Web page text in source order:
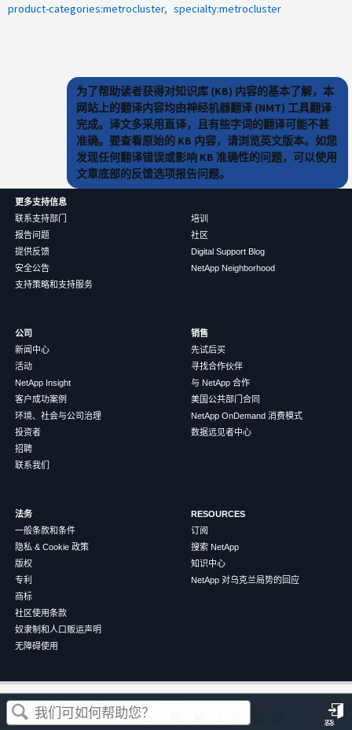
登
这篇文章对您有帮助吗？
product-categories:metrocluster
specialty:metrocluster
为了帮助读者获得对知识库 (KB) 内容的基本了解，本
网站上的翻译内容均由神经机器翻译 (NMT) 工具翻译
完成。译文多采用直译，且有些字词的翻译可能不甚
准确。要查看原始的 KB 内容，请浏览英文版本。如您
发现任何翻译错误或影响 KB 准确性的问题，可以使用
文章底部的反馈选项报告问题。
更多支持信息
联系支持部门
报告问题
提供反馈
安全公告
支持策略和支持服务
培训
社区
Digital Support Blog
NetApp Neighborhood
公司
新闻中心
活动
NetApp Insight
客户成功案例
环境、社会与公司治理
投资者
招聘
联系我们
销售
先试后买
寻找合作伙伴
与 NetApp 合作
美国公共部门合同
NetApp OnDemand 消费模式
数据远见者中心
法务
一般条款和条件
隐私 & Cookie 政策
版权
专利
商标
社区使用条款
奴隶制和人口贩运声明
无障碍使用
RESOURCES
订阅
搜索 NetApp
知识中心
NetApp 对乌克兰局势的回应
©2026NetApp 中文（简体） 条款和条件
隐私政策
Cookie 政策
Cookie 设置